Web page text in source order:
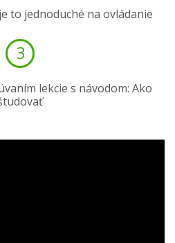
to jednoduché na ovládanie
3
lekcie s návodom: Ako